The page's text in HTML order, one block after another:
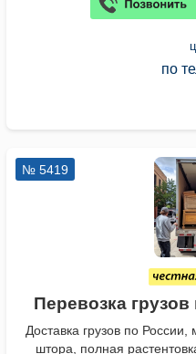
по
№ 5419
Перевозка
Доставка грузов по России,
штора, полная